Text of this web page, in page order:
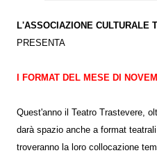
L'ASSOCIAZIONE CULTURALE
PRESENTA
I FORMAT DEL MESE DI
Quest'anno il Teatro Trastevere,
darà spazio anche a format
troveranno la loro collocazione